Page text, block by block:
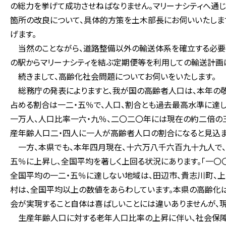
の総力を挙げて成功させねばなりません。マリーナシティへ通
箇所の改良について、具体的方策を土木部長にお伺いいたし
げます。
当然のことながら、道路整備以外の輸送体系を確立する必要
の駅からマリーナシティを結ぶ定期便等を利用しての輸送計
続きまして、高齢化社会問題についてお伺いをいたします。
総務庁の発表によりますと、我が国の高齢者人口は、本年
占める割合は一二・五％で、人口、割合とも過去最高水準に
一万人、人口比率一六・九％、二〇二〇年には現在の約二倍
産年齢人口二・四人に一人が高齢者人口の割合になると見込
一方、本県でも、本年四月現在、十六万八千六百九十九人
五％に上昇し、全国平均を著しく上回る状況にあります。「一
全国平均の一二・五％に達しない地域は、田辺市、貴志川町
村は、全国平均以上の数値をあらわしています。本県の高齢化
会が実現すること自体は喜ばしいことには違いありませんが
生産年齢人口に対する老年人口比率の上昇に伴い、社会保